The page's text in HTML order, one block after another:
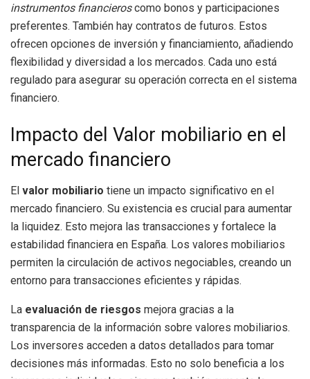
instrumentos financieroscomo bonos y participaciones
preferentes. También hay contratos de futuros. Estos
ofrecen opciones de inversión y financiamiento, añadiendo
flexibilidad y diversidad a los mercados. Cada uno está
regulado para asegurar su operación correcta en el sistema
financiero.
Impacto del Valor mobiliario en el
mercado financiero
El valor mobiliario tiene un impacto significativo en el
mercado financiero. Su existencia es crucial para aumentar
la liquidez. Esto mejora las transacciones y fortalece la
estabilidad financiera en España. Los valores mobiliarios
permiten la circulación de activos negociables, creando un
entorno para transacciones eficientes y rápidas.
La evaluación de riesgos mejora gracias a la
transparencia de la información sobre valores mobiliarios.
Los inversores acceden a datos detallados para tomar
decisiones más informadas. Esto no solo beneficia a los